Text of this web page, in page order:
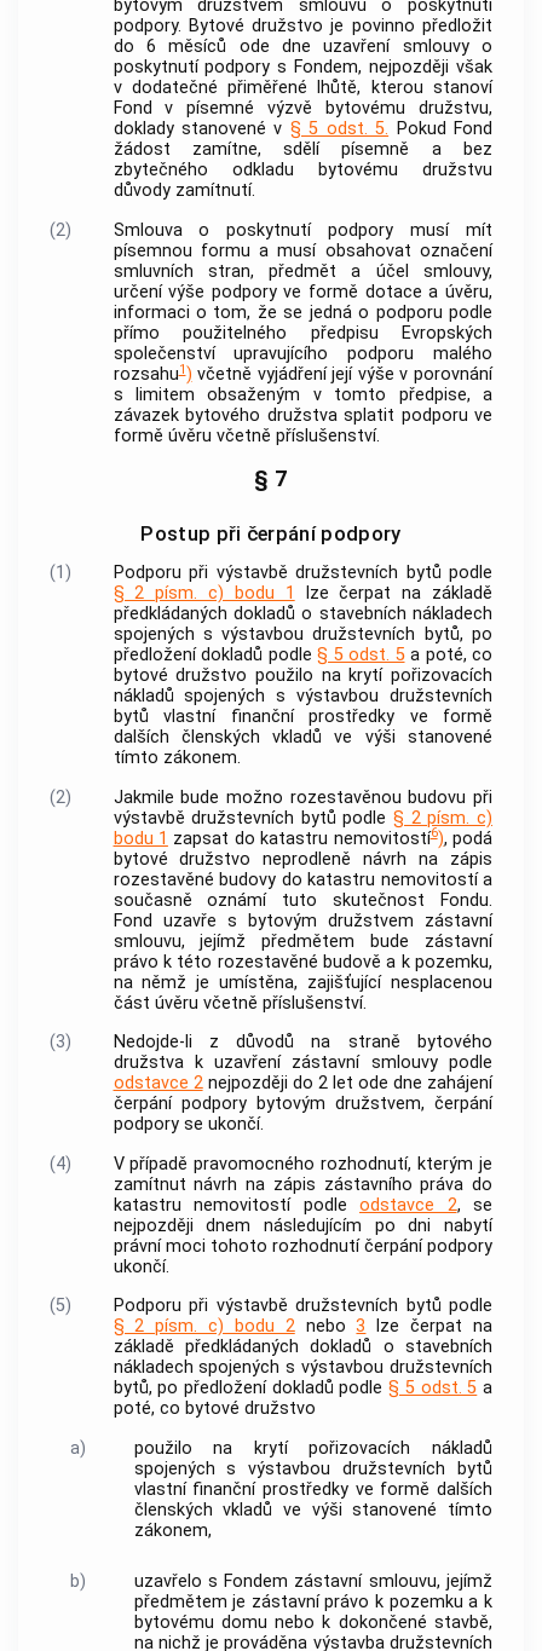
bytovým družstvem smlouvu o poskytnutí
podpory. Bytové družstvo je povinno předložit
do 6 měsíců ode dne uzavření smlouvy o
poskytnutípodpory s Fondem, nejpozději však
v dodatečné přiměřené lhůtě, kterou stanoví
Fond v písemné výzvě bytovému družstvu,
doklady stanovené v § 5 odst. 5. Pokud Fond
žádost zamítne, sdělí písemně a bez
zbytečného odkladu bytovému družstvu
důvody zamítnutí.
(2)
Smlouva o poskytnutípodpory musí mít
písemnou formu a musí obsahovat označení
smluvních stran, předmět a účel smlouvy,
určení výše podporyve formě dotace a úvěru,
informaci o tom, že se jedná o podporu podle
přímo použitelného předpisu Evropských
společenství upravujícíhopodporu malého
rozsahu1) včetně vyjádření její výše v porovnání
s limitem obsaženým v tomto předpise, a
závazek bytového družstva splatit podporu ve
formě úvěru včetně příslušenství.
§ 7
Postup při čerpání podpory
(1) Podporu při výstavbě družstevních bytů podle
§ 2 písm. c) bodu 1
lze čerpat na základě
předkládaných dokladů o stavebních nákladech
spojených svýstavbou družstevních bytů, po
předložení dokladů podle § 5 odst. 5a poté, co
bytové družstvo použilo na krytí pořizovacích
nákladů spojených s výstavbou družstevních
bytů vlastní finanční prostředky ve formě
dalších členských vkladů ve výši stanovené
tímto zákonem.
(2)
Jakmile bude možno rozestavěnou budovu při
výstavbě družstevních bytů podle§ 2 písm. c)
bodu 1 zapsat do katastru nemovitostí6), podá
bytové družstvo neprodleně návrh na zápis
rozestavěné budovy do katastru nemovitostía
současně oznámí tuto skutečnost Fondu.
Fond uzavře s bytovým družstvem zástavní
smlouvu, jejímž předmětem bude zástavní
právo k této rozestavěné budově a k pozemku,
na němž je umístěna, zajišťující nesplacenou
část úvěru včetně příslušenství.
(3)
Nedojde-li z důvodů na straně bytového
družstva k uzavření zástavní smlouvy podle
odstavce 2nejpozději do 2 let ode dne zahájení
čerpání podporybytovým družstvem, čerpání
podporyse ukončí.
(4)
V případě pravomocného rozhodnutí, kterým je
zamítnut návrh na zápis zástavního práva do
katastru nemovitostípodle odstavce 2, se
nejpozději dnem následujícím po dni nabytí
právní moci tohoto rozhodnutí čerpánípodpory
ukončí.
(5)
Podporu při výstavbě družstevních bytů podle
§ 2 písm. c) bodu 2nebo3 lze čerpat na
základě předkládaných dokladů o stavebních
nákladech spojených svýstavbou družstevních
bytů, po předložení dokladů podle§ 5 odst. 5 a
poté, co bytové družstvo
a)
použilo na krytípořizovacích nákladů
spojených s výstavbou družstevních bytů
vlastní finanční prostředky ve formě dalších
členských vkladů ve výši stanovené tímto
zákonem,
b)
uzavřelo s Fondem zástavní smlouvu, jejímž
předmětem je zástavní právo k pozemku a k
bytovému domu nebo k dokončené stavbě,
na nichž je prováděna výstavba družstevních